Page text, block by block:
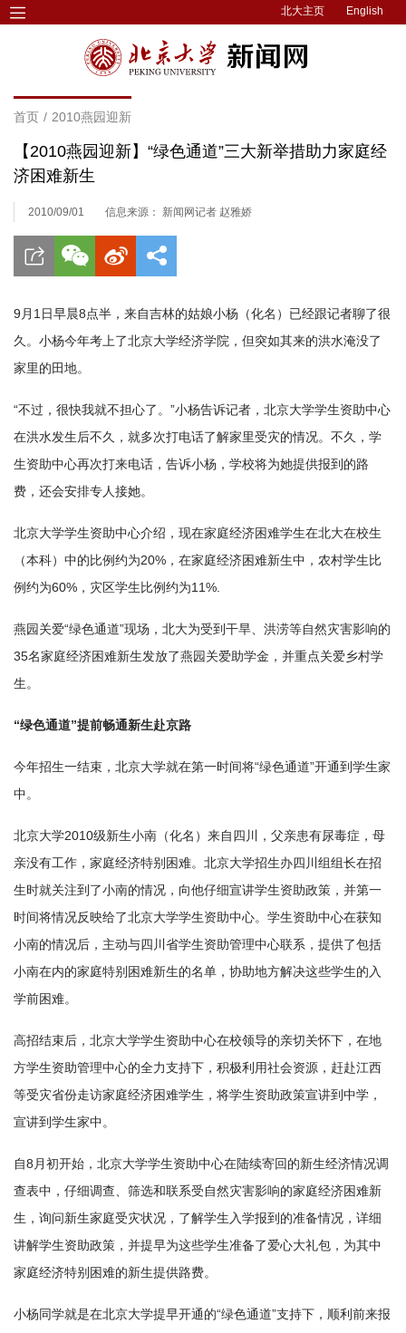
北大主页 English
首页 / 2010燕园迎新
【2010燕园迎新】“绿色通道”三大新举措助力家庭经
济困难新生
2010/09/01 信息来源： 新闻网记者 赵雅娇
9月1日早晨8点半，来自吉林的姑娘小杨（化名）已经跟记者聊了很
久。小杨今年考上了北京大学经济学院，但突如其来的洪水淹没了
家里的田地。
“不过，很快我就不担心了。”小杨告诉记者，北京大学学生资助中心
在洪水发生后不久，就多次打电话了解家里受灾的情况。不久，学
生资助中心再次打来电话，告诉小杨，学校将为她提供报到的路
费，还会安排专人接她。
北京大学学生资助中心介绍，现在家庭经济困难学生在北大在校生
（本科）中的比例约为20%，在家庭经济困难新生中，农村学生比
例约为60%，灾区学生比例约为11%.
燕园关爱“绿色通道”现场，北大为受到干旱、洪涝等自然灾害影响的
35名家庭经济困难新生发放了燕园关爱助学金，并重点关爱乡村学
生。
“绿色通道”提前畅通新生赴京路
今年招生一结束，北京大学就在第一时间将“绿色通道”开通到学生家
中。
北京大学2010级新生小南（化名）来自四川，父亲患有尿毒症，母
亲没有工作，家庭经济特别困难。北京大学招生办四川组组长在招
生时就关注到了小南的情况，向他仔细宣讲学生资助政策，并第一
时间将情况反映给了北京大学学生资助中心。学生资助中心在获知
小南的情况后，主动与四川省学生资助管理中心联系，提供了包括
小南在内的家庭特别困难新生的名单，协助地方解决这些学生的入
学前困难。
高招结束后，北京大学学生资助中心在校领导的亲切关怀下，在地
方学生资助管理中心的全力支持下，积极利用社会资源，赶赴江西
等受灾省份走访家庭经济困难学生，将学生资助政策宣讲到中学，
宣讲到学生家中。
自8月初开始，北京大学学生资助中心在陆续寄回的新生经济情况调
查表中，仔细调查、筛选和联系受自然灾害影响的家庭经济困难新
生，询问新生家庭受灾状况，了解学生入学报到的准备情况，详细
讲解学生资助政策，并提早为这些学生准备了爱心大礼包，为其中
家庭经济特别困难的新生提供路费。
小杨同学就是在北京大学提早开通的“绿色通道”支持下，顺利前来报